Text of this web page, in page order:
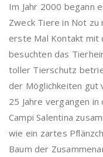
Im Jahr 2000 begann
Zweck Tiere in Not
erste Mal Kontakt mit
besuchten das
toller Tierschutz
der Möglichkeiten
25 Jahre vergangen
Campi Salentina
wie ein zartes
Baum der